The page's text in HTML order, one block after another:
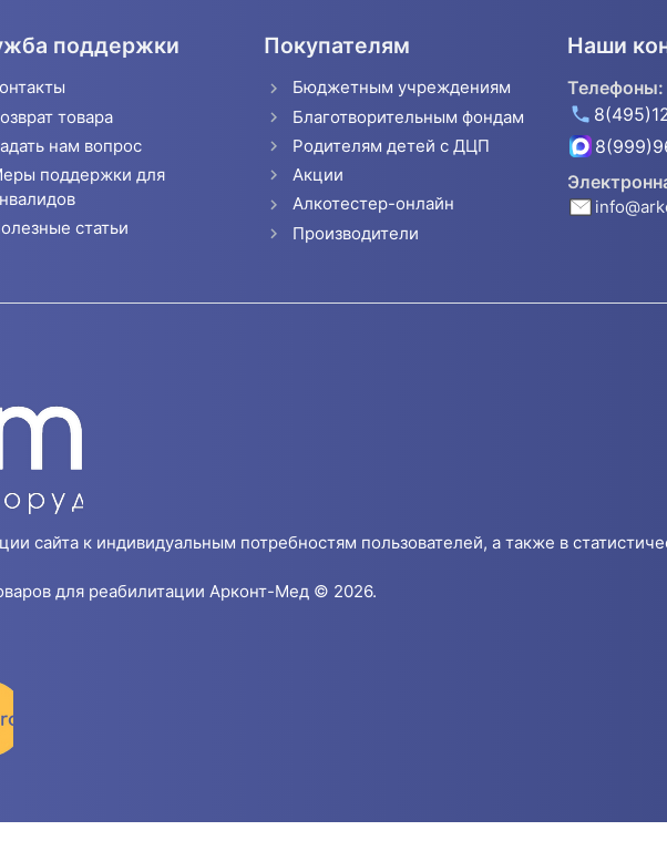
поддержки
товара
нам вопрос
поддержки для
статьи
Покупателям
Бюджетным учреждениям
Благотворительным фондам
Родителям детей с ДЦП
Акции
Алкотестер-онлайн
Производители
Наши
Телефоны:
сайта к индивидуальным потребностям пользователей, а также в
для реабилитации Арконт-Мед © 2026.